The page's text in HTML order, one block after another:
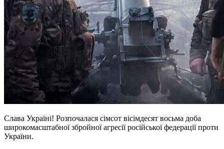
Слава Україні! Розпочалася сімсот вісімдесят восьма доба
широкомасштабної збройної агресії російської федерації проти
України.